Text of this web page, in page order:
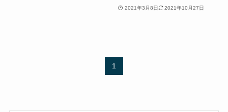
2021年3月8日 2021年10月27日
1